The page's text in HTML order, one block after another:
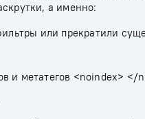
а именно:
или прекратили
и метатегов <noindex> </